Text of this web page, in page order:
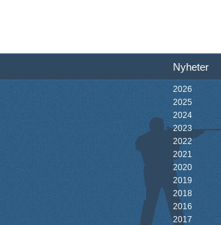
Nyheter
2026
2025
2024
2023
2022
2021
2020
2019
2018
2016
2017